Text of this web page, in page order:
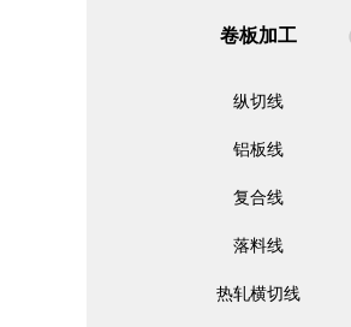
卷板加工
纵切线
铝板线
复合线
落料线
热轧横切线